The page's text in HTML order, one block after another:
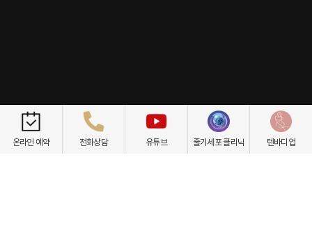
개인정보취급방침 이용약관 환자권리장전 비급여항목
온라인 예약 전화상담 유튜브 줄기세포 클리닉 텐바디업